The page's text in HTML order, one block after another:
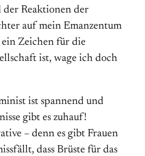
Reaktionen der
auf mein Emanzentum
ein Zeichen für die
ist, wage ich doch
ist spannend und
gibt es zuhauf!
– denn es gibt Frauen
dass Brüste für das